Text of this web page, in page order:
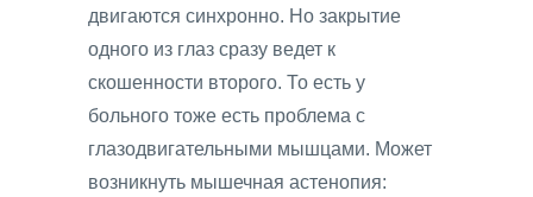
двигаются синхронно. Но закрытие
одного из глаз сразу ведет к
скошенности второго. То есть у
больного тоже есть проблема с
глазодвигательными мышцами. Может
возникнуть мышечная астенопия: